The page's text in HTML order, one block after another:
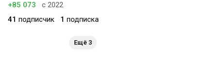
+85 073
с 2022
41 подписчик 1 подписка
Ещё 3